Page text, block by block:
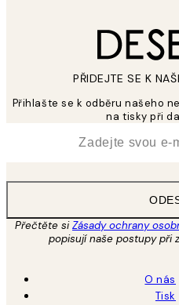
PŘIDEJTE SE K
Přihlašte se k odběru našeho
na tisky při
Přečtěte siZásady ochrany
popisují naše postupy při
O nás
Tisk